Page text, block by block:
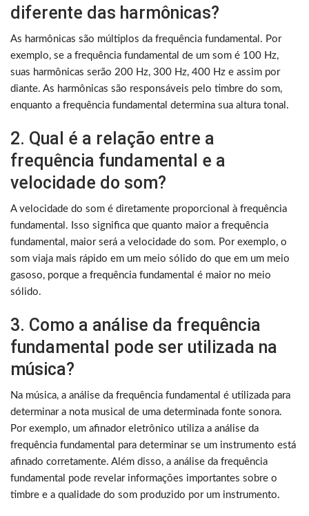
diferente das harmônicas?
As harmônicas são múltiplos da frequência fundamental. Por
exemplo, se a frequência fundamental de um som é 100 Hz,
suas harmônicas serão 200 Hz, 300 Hz, 400 Hz e assim por
diante. As harmônicas são responsáveis pelo timbre do som,
enquanto a frequência fundamental determina sua altura tonal.
2. Qual é a relação entre a
frequência fundamental e a
velocidade do som?
A velocidade do som é diretamente proporcional à frequência
fundamental. Isso significa que quanto maior a frequência
fundamental, maior será a velocidade do som. Por exemplo, o
som viaja mais rápido em um meio sólido do que em um meio
gasoso, porque a frequência fundamental é maior no meio
sólido.
3. Como a análise da frequência
fundamental pode ser utilizada na
música?
Na música, a análise da frequência fundamental é utilizada para
determinar a nota musical de uma determinada fonte sonora.
Por exemplo, um afinador eletrônico utiliza a análise da
frequência fundamental para determinar se um instrumento está
afinado corretamente. Além disso, a análise da frequência
fundamental pode revelar informações importantes sobre o
timbre e a qualidade do som produzido por um instrumento.